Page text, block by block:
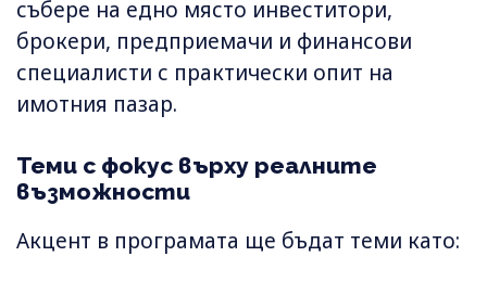
събере на едно място инвеститори,
брокери, предприемачи и финансови
специалисти с практически опит на
имотния пазар.
Теми с фокус върху реалните
възможности
Акцент в програмата ще бъдат теми като: